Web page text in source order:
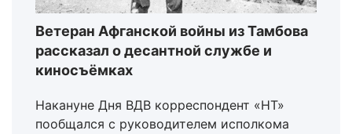
Ветеран Афганской войны из Тамбова
рассказал о десантной службе и
киносъёмках
Накануне Дня ВДВ корреспондент «НТ»
пообщался с руководителем исполкома